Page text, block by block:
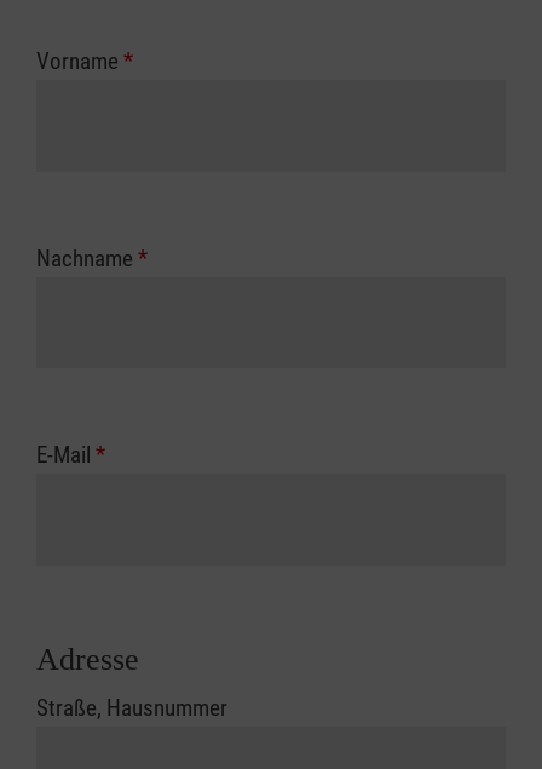
Vorname *
Nachname *
E-Mail *
Adresse
Straße, Hausnummer